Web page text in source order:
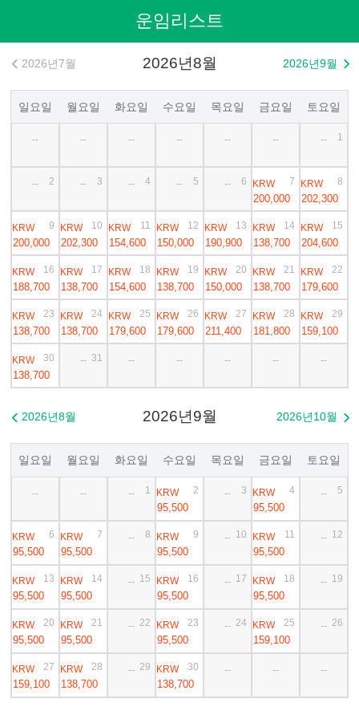
운임리스트
2026년8월
 2026년7월 2026년9월 
일요일 월요일 화요일 수요일 목요일 금요일 토요일
-- -- -- -- -- -- -- 1
-- 2 -- 3 -- 4 -- 5 -- 6 KRW
200,000
7 KRW
202,300
8
KRW
200,000
9 KRW
202,300
10 KRW
154,600
11 KRW
150,000
12 KRW
190,900
13 KRW
138,700
14 KRW
204,600
15
KRW
188,700
16 KRW
138,700
17 KRW
154,600
18 KRW
138,700
19 KRW
150,000
20 KRW
138,700
21 KRW
179,600
22
KRW
138,700
23 KRW
138,700
24 KRW
179,600
25 KRW
179,600
26 KRW
211,400
27 KRW
181,800
28 KRW
159,100
29
KRW
138,700
30 -- 31 -- -- -- -- --
2026년9월
 2026년8월 2026년10월 
일요일 월요일 화요일 수요일 목요일 금요일 토요일
-- -- -- 1 KRW
95,500
2 -- 3 KRW
95,500
4 -- 5
KRW
95,500
6 KRW
95,500
7 -- 8 KRW
95,500
9 -- 10 KRW
95,500
11 -- 12
KRW
95,500
13 KRW
95,500
14 -- 15 KRW
95,500
16 -- 17 KRW
95,500
18 -- 19
KRW
95,500
20 KRW
95,500
21 -- 22 KRW
95,500
23 -- 24 KRW
159,100
25 -- 26
KRW
159,100
27 KRW
138,700
28 -- 29 KRW
138,700
30 -- -- --